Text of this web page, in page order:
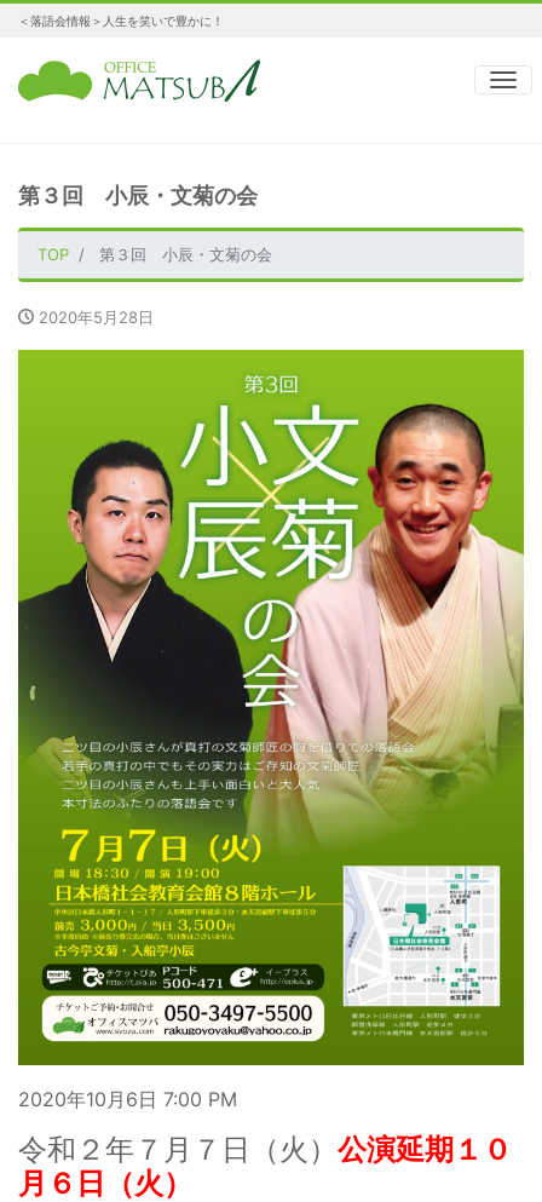
＜落語会情報＞人生を笑いで豊かに！
ナ
第３回 小辰・文菊の会
TOP 第３回 小辰・文菊の会
2020年5月28日
2020年10月6日 7:00 PM
令和２年７月７日（火） 公演延期１０
月６日（火）